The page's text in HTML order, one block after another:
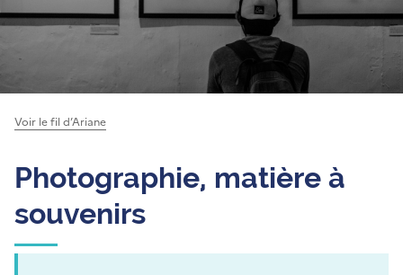
Voir le fil d’Ariane
Photographie, matière à
souvenirs